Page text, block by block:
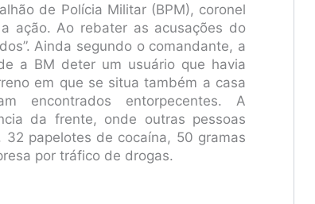
de Polícia Militar (BPM), coronel
ação. Ao rebater as acusações do
Ainda segundo o comandante, a
a BM deter um usuário que havia
em que se situa também a casa
encontrados entorpecentes. A
da frente, onde outras pessoas
papelotes de cocaína, 50 gramas
por tráfico de drogas.